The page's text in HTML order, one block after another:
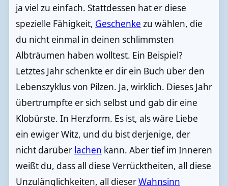
ja viel zu einfach. Stattdessen hat er diese
spezielle Fähigkeit, Geschenke zu wählen, die
du nicht einmal in deinen schlimmsten
Albträumen haben wolltest. Ein Beispiel?
Letztes Jahr schenkte er dir ein Buch über den
Lebenszyklus von Pilzen. Ja, wirklich. Dieses Jahr
übertrumpfte er sich selbst und gab dir eine
Klobürste. In Herzform. Es ist, als wäre Liebe
ein ewiger Witz, und du bist derjenige, der
nicht darüber lachen kann. Aber tief im Inneren
weißt du, dass all diese Verrücktheiten, all diese
Unzulänglichkeiten, all dieserWahnsinn